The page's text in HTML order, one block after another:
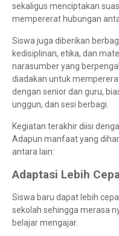
sekaligus menciptakan
mempererat hubungan
Siswa juga diberikan
kedisiplinan, etika, dan
narasumber yang
diadakan untuk
dengan senior dan guru,
unggun, dan sesi berbagi.
Kegiatan terakhir diisi
Adapun manfaat yang
antara lain:
Adaptasi Lebih
Siswa baru dapat lebih
sekolah sehingga merasa
belajar mengajar.